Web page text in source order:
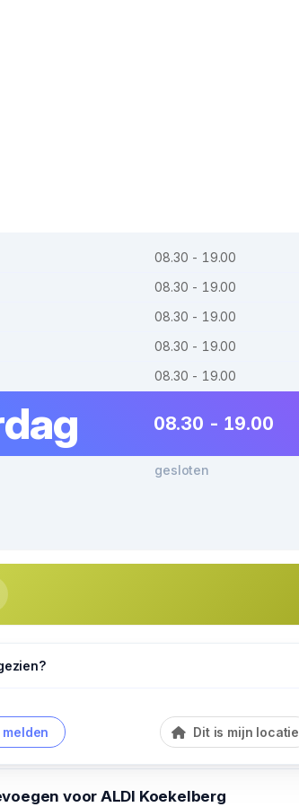
08.30 - 19.00
08.30 - 19.00
08.30 - 19.00
08.30 - 19.00
08.30 - 19.00
08.30 - 19.00
gesloten
melden Dit is mijn locatie
voor ALDI Koekelberg